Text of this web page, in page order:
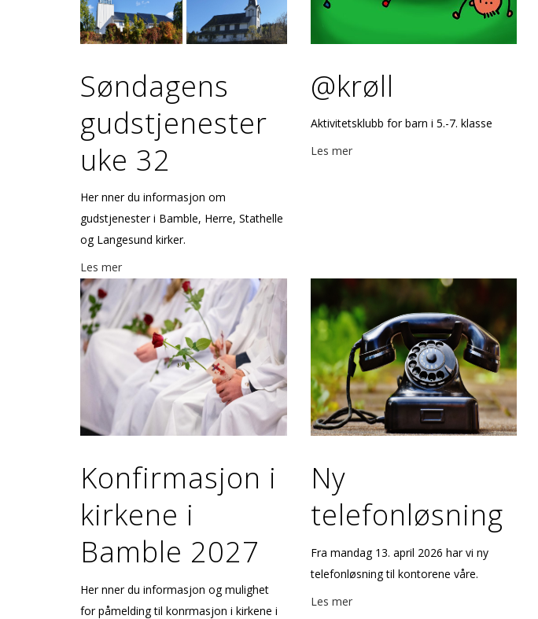
Søndagens
gudstjenester
uke 32
Her finner du informasjon om
gudstjenester i Bamble, Herre, Stathelle
og Langesund kirker.
Les mer
@krøll
Aktivitetsklubb for barn i 5.-7. klasse
Les mer
Konfirmasjon i
kirkene i
Bamble 2027
Her finner du informasjon og mulighet
for påmelding til konfirmasjon i kirkene i
Ny
telefonløsning
Fra mandag 13. april 2026 har vi ny
telefonløsning til kontorene våre.
Les mer